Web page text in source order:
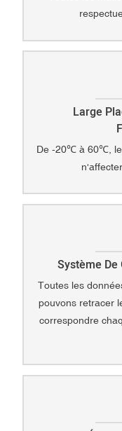
Large
De -20℃ à 60℃, le
Système De
Toutes les
pouvons retracer
correspondre